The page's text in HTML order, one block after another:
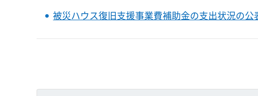
被災ハウス復旧支援事業費補助金の支出状況の公